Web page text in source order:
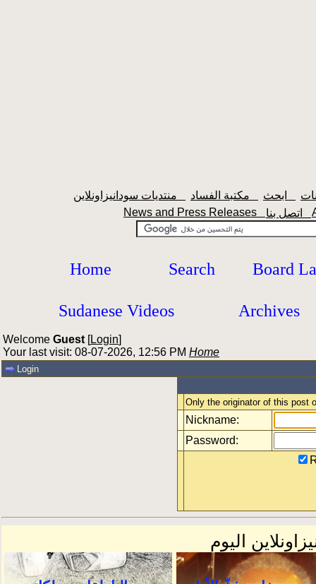
News and Press Releases
Home Search Board
Sudanese Videos Archives
Welcome Guest [Login]
Your last visit: 08-07-2026, 12:56 PM Home
Login
Only the originator of this post
Nickname:
Password: